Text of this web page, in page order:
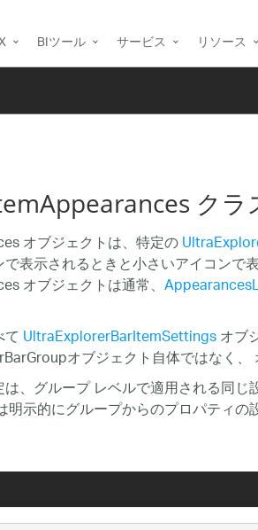
BIツール サービス リソース
クラ
オブジェクトは、特定の
表示されるときと小さいアイコンで
オブジェクトは通常、
UltraExplorerBarItemSettingsオブ
オブジェクト自体ではなく、
、グループ レベルで適用される同
示的にグループからのプロパティの